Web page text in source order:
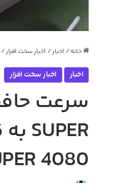
خانه / اخبار / اخبار سخت افزار /
اخبار اخبار سخت افزار
4080 SUPER